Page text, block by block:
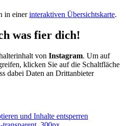
in einerinteraktiven Übersichtskarte.
was fier dich!
von Instagram. Um auf
klicken Sie auf die Schaltfläche
dabei Daten an Drittanbieter
und Inhalte entsperren